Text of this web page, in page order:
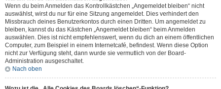
Wenn du beim Anmelden das Kontrollkästchen „Angemeldet bleiben“ nicht
auswählst, wirst du nur für eine Sitzung angemeldet. Dies verhindert den
Missbrauch deines Benutzerkontos durch einen Dritten. Um angemeldet zu
bleiben, kannst du das Kästchen „Angemeldet bleiben“ beim Anmelden
auswählen. Dies ist nicht empfehlenswert, wenn du dich an einem öffentlichen
Computer, zum Beispiel in einem Internetcafé, befindest. Wenn diese Option
nicht zur Verfügung steht, dann wurde sie vermutlich von der Board-
Administration ausgeschaltet.
Nach oben